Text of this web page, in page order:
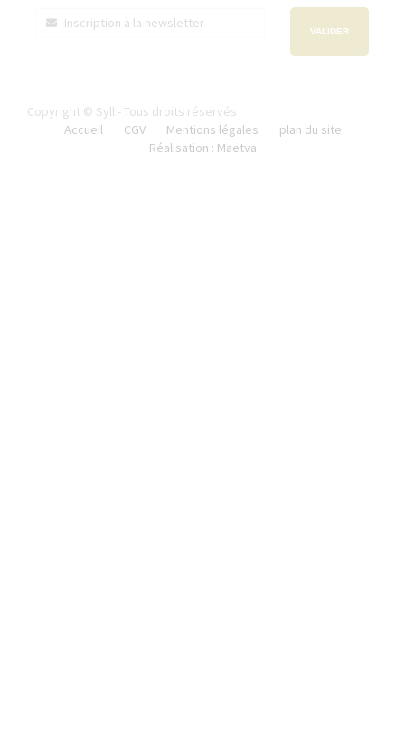
VALIDER
Copyright © Syll - Tous droits réservés
Accueil
CGV Mentions légales
plan du site
Réalisation : Maetva